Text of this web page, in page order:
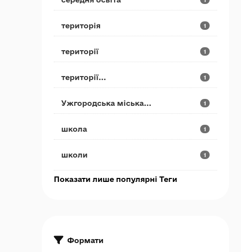
територія 1
території 1
території... 1
Ужгородська міська... 1
школа 1
школи 1
Показати лише популярні Теги
Формати